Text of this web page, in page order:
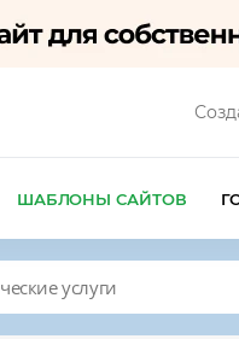
ШАБЛОНЫ САЙТОВ